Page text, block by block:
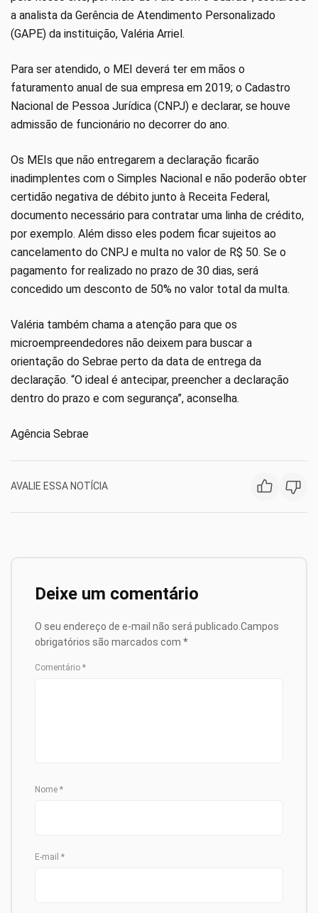
a analista da Gerência de Atendimento Personalizado
(GAPE) da instituição, Valéria Arriel.
Para ser atendido, o MEI deverá ter em mãos o
faturamento anual de sua empresa em 2019; o Cadastro
Nacional de Pessoa Jurídica (CNPJ) e declarar, se houve
admissão de funcionário no decorrer do ano.
Os MEIs que não entregarem a declaração ficarão
inadimplentes com o Simples Nacional e não poderão obter
certidão negativa de débito junto à Receita Federal,
documento necessário para contratar uma linha de crédito,
por exemplo. Além disso eles podem ficar sujeitos ao
cancelamento do CNPJ e multa no valor de R$ 50. Se o
pagamento for realizado no prazo de 30 dias, será
concedido um desconto de 50% no valor total da multa.
Valéria também chama a atenção para que os
microempreendedores não deixem para buscar a
orientação do Sebrae perto da data de entrega da
declaração. “O ideal é antecipar, preencher a declaração
dentro do prazo e com segurança”, aconselha.
Agência Sebrae
AVALIE ESSA NOTÍCIA
Deixe um comentário
O seu endereço de e-mail não será publicado. Campos
obrigatórios são marcados com *
Comentário *
Nome *
E-mail *